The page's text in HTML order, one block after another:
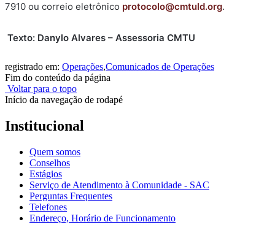
7910 ou correio eletrônico protocolo@cmtuld.org.
Texto: Danylo Alvares – Assessoria CMTU
registrado em: Operações,Comunicados de Operações
Fim do conteúdo da página
Voltar para o topo
Início da navegação de rodapé
Institucional
Quem somos
Conselhos
Estágios
Serviço de Atendimento à Comunidade - SAC
Perguntas Frequentes
Telefones
Endereço, Horário de Funcionamento